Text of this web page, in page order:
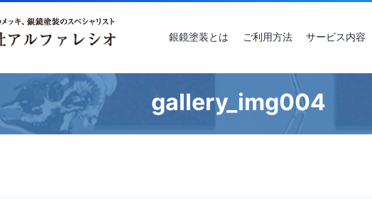
銀鏡塗装とは ご利用方法 サービス内容
gallery_img004